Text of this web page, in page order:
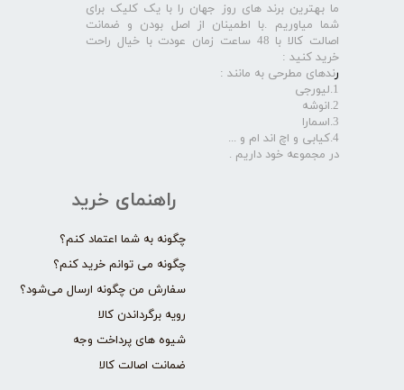
راهنمای خرید
چگونه به شما اعتماد کنم؟
چگونه می توانم خرید کنم؟
سفارش من چگونه ارسال می‌شود؟
رویه برگرداندن کالا
شیوه های پرداخت وجه
ضمانت اصالت کالا
ما بهترین برند های روز جهان را با یک کلیک برای
شما میاوریم .با اطمینان از اصل بودن و ضمانت
اصالت کالا با 48 ساعت زمان عودت با خیال راحت
خرید کنید :
رندهای مطرحی به مانند :
1.لیورجی
2.انوشه
3.اسمارا
4.کیابی و اچ اند ام و ...
در مجموعه خود داریم .​​​​​​​